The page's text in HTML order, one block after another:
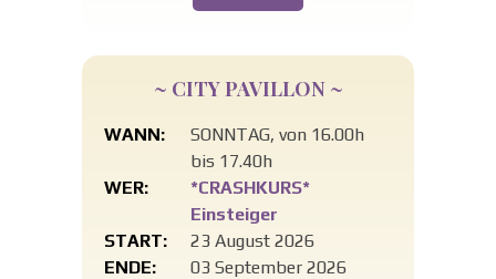
~ CITY PAVILLON ~
WANN:
SONNTAG, von 16.00h
bis 17.40h
WER:
*CRASHKURS*
Einsteiger
START:
23 August 2026
ENDE:
03 September 2026